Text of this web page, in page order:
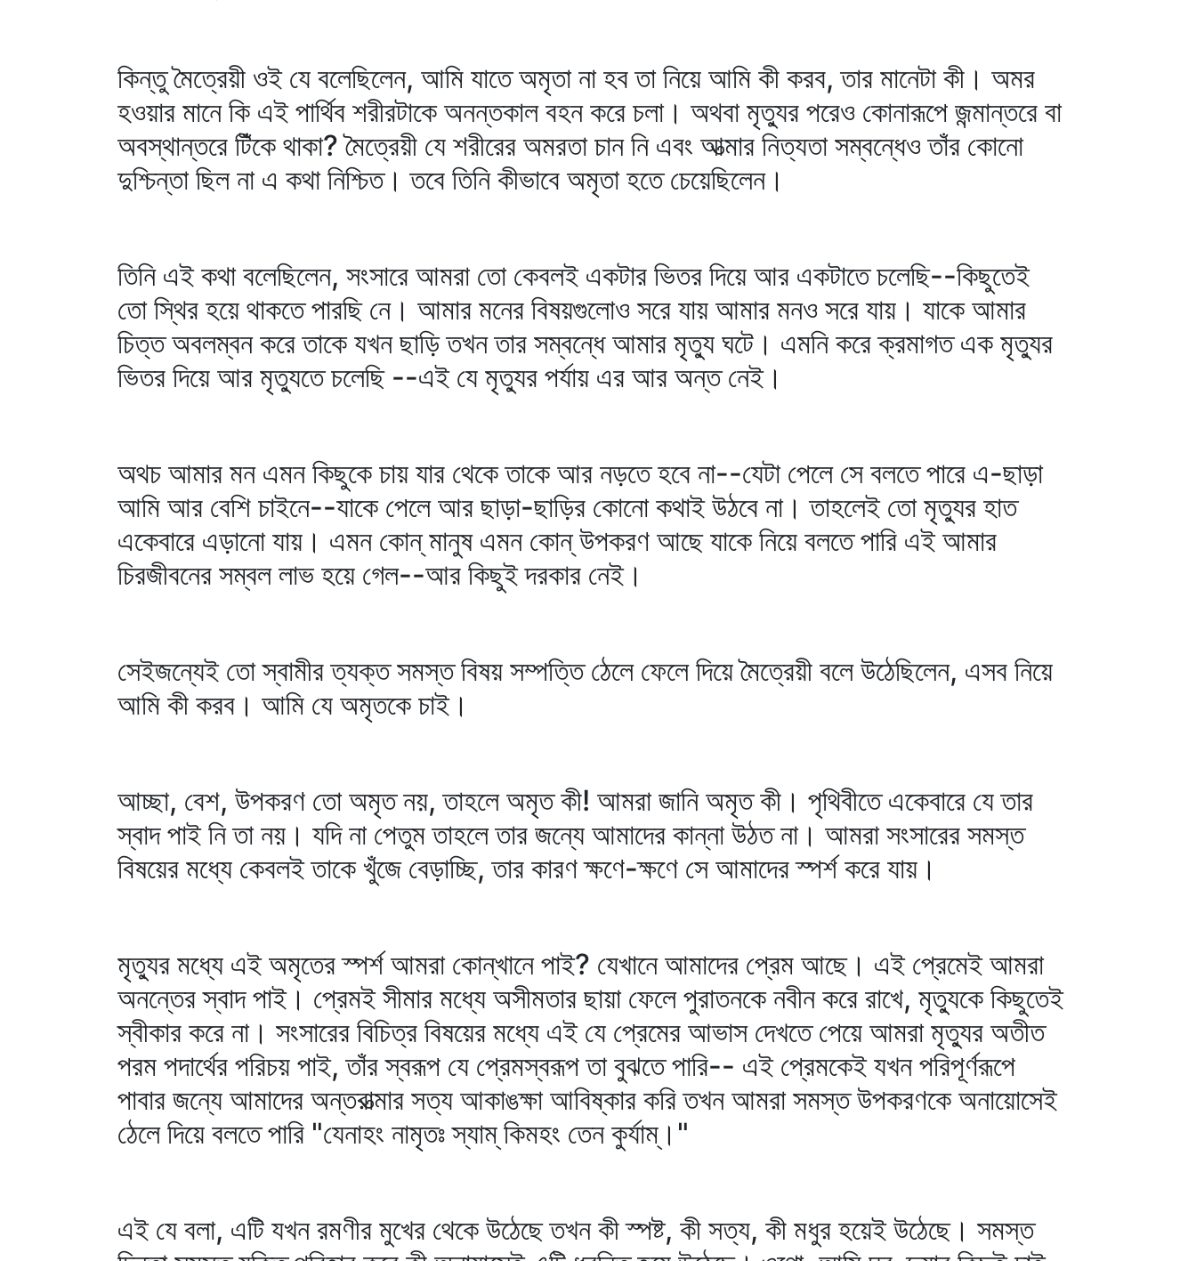
কিন্তু মৈত্রেয়ী ওই যে বলেছিলেন, আমি যাতে অমৃতা না হব তা নিয়ে আমি কী করব, তার মানেটা কী। অমর
হওয়ার মানে কি এই পার্থিব শরীরটাকে অনন্তকাল বহন করে চলা। অথবা মৃত্যুর পরেও কোনারূপে জন্মান্তরে বা
অবস্থান্তরে টিঁকে থাকা? মৈত্রেয়ী যে শরীরের অমরতা চান নি এবং আত্মার নিত্যতা সম্বন্ধেও তাঁর কোনো
দুশ্চিন্তা ছিল না এ কথা নিশ্চিত। তবে তিনি কীভাবে অমৃতা হতে চেয়েছিলেন।
তিনি এই কথা বলেছিলেন, সংসারে আমরা তো কেবলই একটার ভিতর দিয়ে আর একটাতে চলেছি--কিছুতেই
তো স্থির হয়ে থাকতে পারছি নে। আমার মনের বিষয়গুলোও সরে যায় আমার মনও সরে যায়। যাকে আমার
চিত্ত অবলম্বন করে তাকে যখন ছাড়ি তখন তার সম্বন্ধে আমার মৃত্যু ঘটে। এমনি করে ক্রমাগত এক মৃত্যুর
ভিতর দিয়ে আর মৃত্যুতে চলেছি --এই যে মৃত্যুর পর্যায় এর আর অন্ত নেই।
অথচ আমার মন এমন কিছুকে চায় যার থেকে তাকে আর নড়তে হবে না--যেটা পেলে সে বলতে পারে এ-ছাড়া
আমি আর বেশি চাইনে--যাকে পেলে আর ছাড়া-ছাড়ির কোনো কথাই উঠবে না। তাহলেই তো মৃত্যুর হাত
একেবারে এড়ানো যায়। এমন কোন্‌ মানুষ এমন কোন্‌ উপকরণ আছে যাকে নিয়ে বলতে পারি এই আমার
চিরজীবনের সম্বল লাভ হয়ে গেল--আর কিছুই দরকার নেই।
সেইজন্যেই তো স্বামীর ত্যক্ত সমস্ত বিষয় সম্পত্তি ঠেলে ফেলে দিয়ে মৈত্রেয়ী বলে উঠেছিলেন, এসব নিয়ে
আমি কী করব। আমি যে অমৃতকে চাই।
আচ্ছা, বেশ, উপকরণ তো অমৃত নয়, তাহলে অমৃত কী! আমরা জানি অমৃত কী। পৃথিবীতে একেবারে যে তার
স্বাদ পাই নি তা নয়। যদি না পেতুম তাহলে তার জন্যে আমাদের কান্না উঠত না। আমরা সংসারের সমস্ত
বিষয়ের মধ্যে কেবলই তাকে খুঁজে বেড়াচ্ছি, তার কারণ ক্ষণে-ক্ষণে সে আমাদের স্পর্শ করে যায়।
মৃত্যুর মধ্যে এই অমৃতের স্পর্শ আমরা কোন্‌খানে পাই? যেখানে আমাদের প্রেম আছে। এই প্রেমেই আমরা
অনন্তের স্বাদ পাই। প্রেমই সীমার মধ্যে অসীমতার ছায়া ফেলে পুরাতনকে নবীন করে রাখে, মৃত্যুকে কিছুতেই
স্বীকার করে না। সংসারের বিচিত্র বিষয়ের মধ্যে এই যে প্রেমের আভাস দেখতে পেয়ে আমরা মৃত্যুর অতীত
পরম পদার্থের পরিচয় পাই, তাঁর স্বরূপ যে প্রেমস্বরূপ তা বুঝতে পারি-- এই প্রেমকেই যখন পরিপূর্ণরূপে
পাবার জন্যে আমাদের অন্তরাত্মার সত্য আকাঙক্ষা আবিষ্কার করি তখন আমরা সমস্ত উপকরণকে অনায়োসেই
ঠেলে দিয়ে বলতে পারি "যেনাহং নামৃতঃ স্যাম্‌ কিমহং তেন কুর্যাম্‌।"
এই যে বলা, এটি যখন রমণীর মুখের থেকে উঠেছে তখন কী স্পষ্ট, কী সত্য, কী মধুর হয়েই উঠেছে। সমস্ত